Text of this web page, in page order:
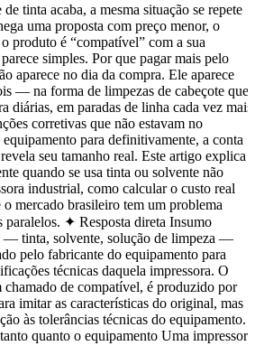
tinta acaba, a mesma situação se repete
uma proposta com preço menor, o
produto é “compatível” com a sua
simples. Por que pagar mais pelo
aparece no dia da compra. Ele aparece
— na forma de limpezas de cabeçote que
diárias, em paradas de linha cada vez mais
corretivas que não estavam no
para definitivamente, a conta
seu tamanho real. Este artigo explica
quando se usa tinta ou solvente não
industrial, como calcular o custo real
o mercado brasileiro tem um problema
paralelos. ✦ Resposta direta Insumo
— tinta, solvente, solução de limpeza —
pelo fabricante do equipamento para
técnicas daquela impressora. O
chamado de compatível, é produzido por
imitar as características do original, mas
às tolerâncias técnicas do equipamento.
quanto o equipamento Uma impressora